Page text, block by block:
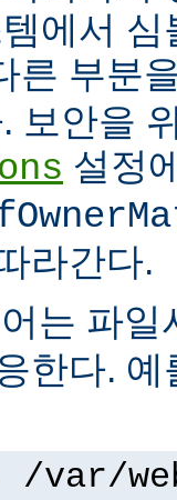
에서
른 부분
보안을
설정
라간다.
는 파일
한다.
/var/